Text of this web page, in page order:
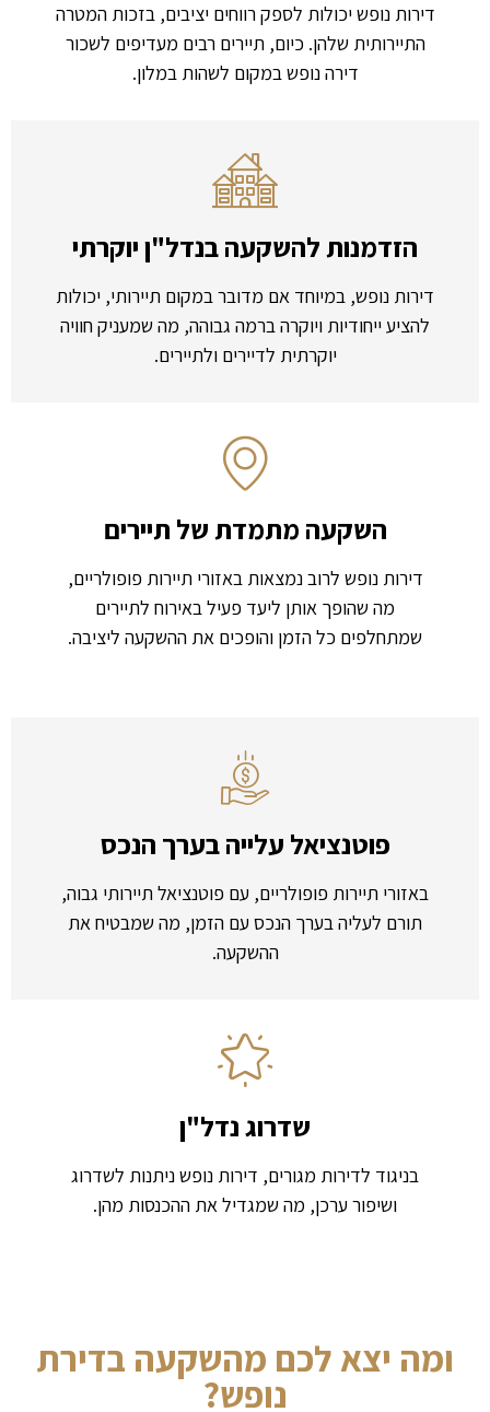
דירות נופש יכולות לספק רווחים יציבים, בזכות המטרה
התיירותית שלהן. כיום, תיירים רבים מעדיפים לשכור
דירה נופש במקום לשהות במלון.
הזדמנות להשקעה בנדל"ן יוקרתי
דירות נופש, במיוחד אם מדובר במקום תיירותי, יכולות
להציע ייחודיות ויוקרה ברמה גבוהה, מה שמעניק חוויה
יוקרתית לדיירים ולתיירים.
השקעה מתמדת של תיירים
דירות נופש לרוב נמצאות באזורי תיירות פופולריים,
מה שהופך אותן ליעד פעיל באירוח לתיירים
שמתחלפים כל הזמן והופכים את ההשקעה ליציבה.
פוטנציאל עלייה בערך הנכס
באזורי תיירות פופולריים, עם פוטנציאל תיירותי גבוה,
תורם לעליה בערך הנכס עם הזמן, מה שמבטיח את
ההשקעה.
שדרוג נדל"ן
בניגוד לדירות מגורים, דירות נופש ניתנות לשדרוג
ושיפור ערכן, מה שמגדיל את ההכנסות מהן.
ומה יצא לכם מהשקעה בדירת
נופש?